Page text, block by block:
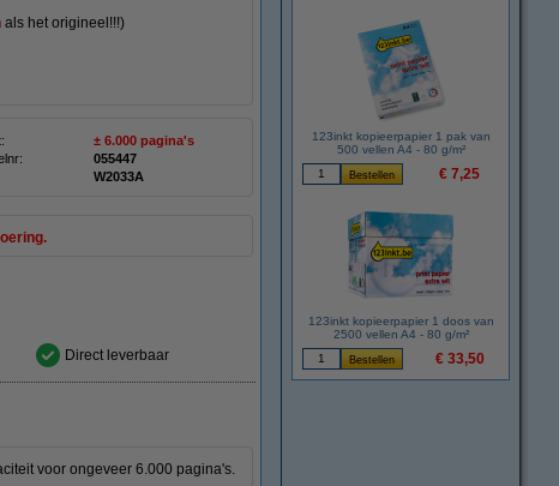
als het origineel!!!)
± 6.000 pagina's
055447
W2033A
Direct leverbaar
voor ongeveer 6.000 pagina's.
123inkt kopieerpapier 1 pak van
500 vellen A4 - 80 g/m²
€ 7,25
123inkt kopieerpapier 1 doos van
2500 vellen A4 - 80 g/m²
€ 33,50